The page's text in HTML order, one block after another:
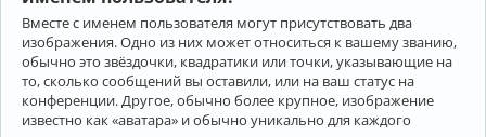
Вместе с именем пользователя могут присутствовать два
изображения. Одно из них может относиться к вашему званию,
обычно это звёздочки, квадратики или точки, указывающие на
то, сколько сообщений вы оставили, или на ваш статус на
конференции. Другое, обычно более крупное, изображение
известно как «аватара» и обычно уникально для каждого